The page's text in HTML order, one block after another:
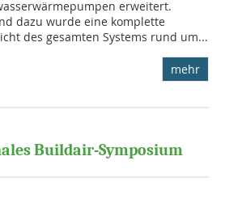
erweitert.
dazu wurde eine komplette
des gesamten Systems rund um...
mehr
Buildair-Symposium